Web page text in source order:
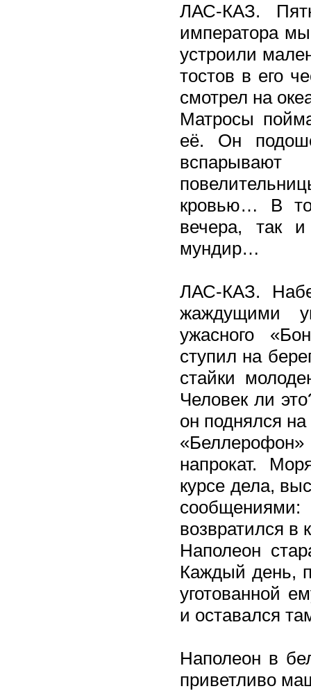
ЛАС-КАЗ.
императора
устроили
тостов в его
смотрел на
Матросы
её. Он
вспарывают
кровью… В
вечера, так
мундир…
ЛАС-КАЗ.
жаждущими
ужасного
ступил на
стайки
Человек ли
он поднялся на
напрокат.
курсе дела,
возвратился в
Наполеон
Каждый день,
уготованной
и оставался
Наполеон в
приветливо